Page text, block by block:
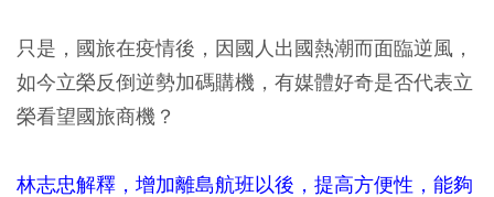
只是，國旅在疫情後，因國人出國熱潮而面臨逆風，
如今立榮反倒逆勢加碼購機，有媒體好奇是否代表立
榮看望國旅商機？
林志忠解釋，增加離島航班以後，提高方便性，能夠